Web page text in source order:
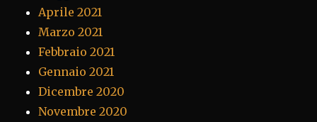
Aprile 2021
Marzo 2021
Febbraio 2021
Gennaio 2021
Dicembre 2020
Novembre 2020